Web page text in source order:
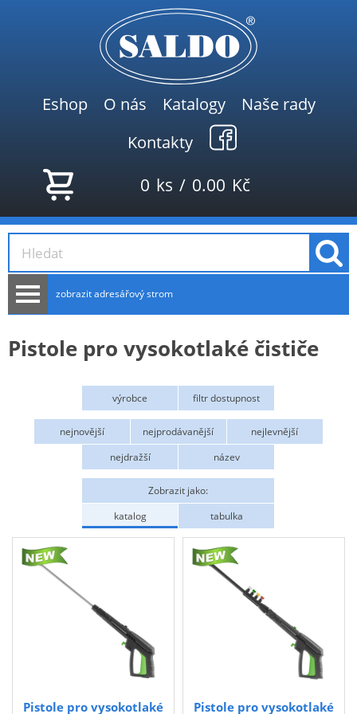
Eshop O nás Katalogy
Naše rady
Kontakty
0 ks / 0.00 Kč
zobrazit adresářový strom
NOVINKY
Plachty
Žebříky a schůdky
Stavební míchačky
NÁBYTEK - spojovací materiál a příslušenství
Ploty a pletiva
Úložné boxy na nářadí
Ochranné pomůcky
Keramické brusivo
Pistole pro vysokotlaké čističe
výrobce filtr dostupnost
Procraft
Na objednání
nejnovější nejprodávanější
nejlevnější
nejdražší
název
Zobrazit jako:
katalog
tabulka
Pistole pro vysokotlaké
Pistole pro vysokotlaké